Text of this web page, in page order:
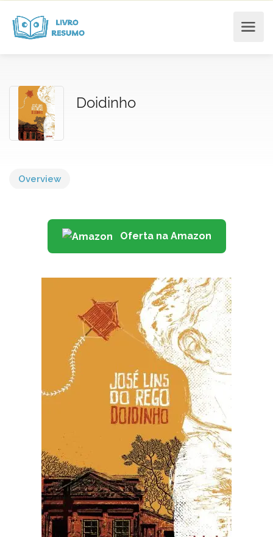
Doidinho
Overview
Oferta na Amazon